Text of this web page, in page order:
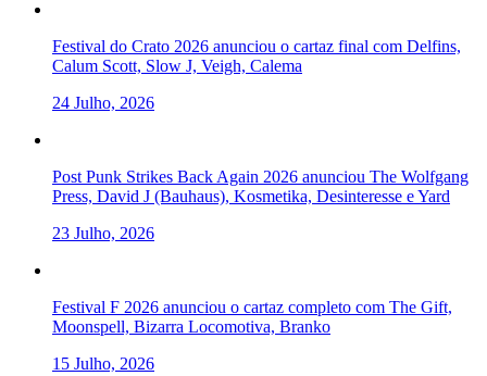
Festival do Crato 2026 anunciou o cartaz final com Delfins,
Calum Scott, Slow J, Veigh, Calema
24 Julho, 2026
Post Punk Strikes Back Again 2026 anunciou The Wolfgang
Press, David J (Bauhaus), Kosmetika, Desinteresse e Yard
23 Julho, 2026
Festival F 2026 anunciou o cartaz completo com The Gift,
Moonspell, Bizarra Locomotiva, Branko
15 Julho, 2026